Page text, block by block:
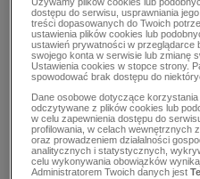
dostępu do serwisu, usprawniania
treści dopasowanych do Twoich
ustawienia plików cookies lub
ustawień prywatności w przeglądarce
swojego konta w serwisie lub zmianę
Ustawienia cookies w stopce strony.
spowodować brak dostępu do
Dane osobowe dotyczące
odczytywane z plików cookies lub
w celu zapewnienia dostępu do
profilowania, w celach wewnętrznych
oraz prowadzeniem działalności
analitycznych i statystycznych,
celu wykonywania obowiązków
Administratorem Twoich danych jest